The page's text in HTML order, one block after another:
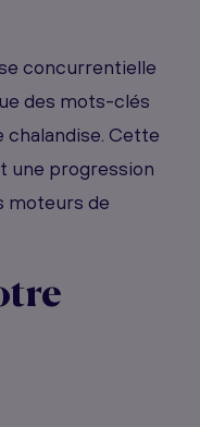
concurrentielle
des mots-clés
Cette
une progression
moteurs de